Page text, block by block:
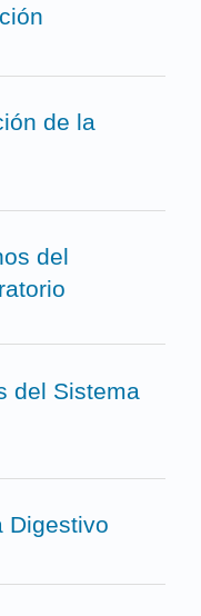
de la
del
del Sistema
Digestivo